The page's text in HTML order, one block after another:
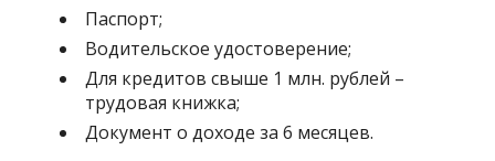
Паспорт;
Водительское удостоверение;
Для кредитов свыше 1 млн. рублей –
трудовая книжка;
Документ о доходе за 6 месяцев.